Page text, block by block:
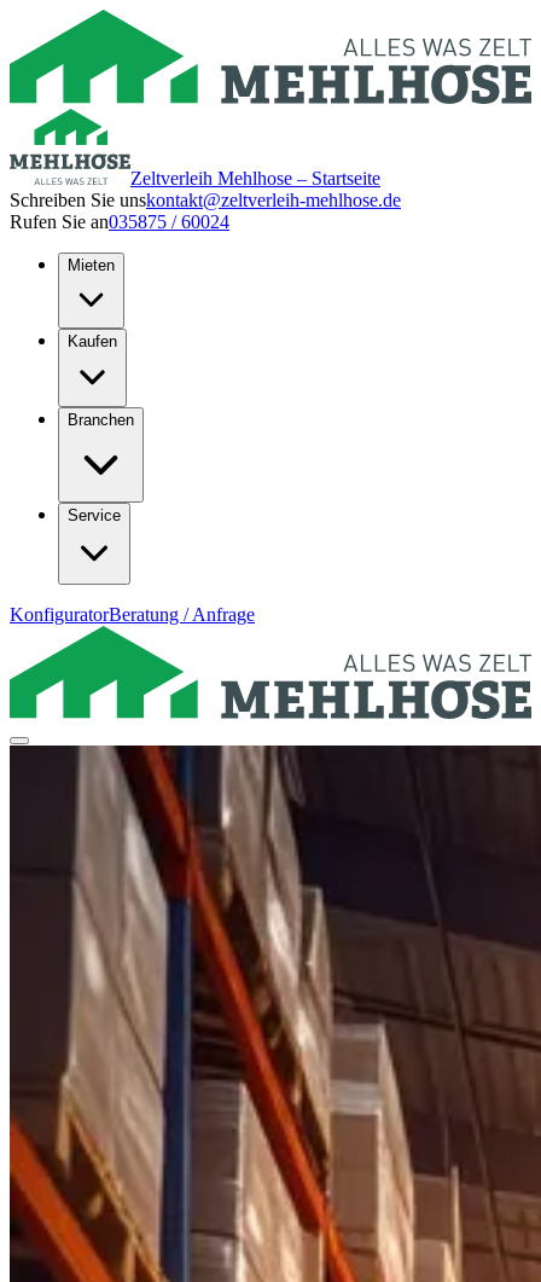
Zeltverleih Mehlhose – Startseite
Schreiben Sie unskontakt@zeltverleih-mehlhose.de
Rufen Sie an035875 / 60024
Mieten
Kaufen
Branchen
Service
KonfiguratorBeratung / Anfrage